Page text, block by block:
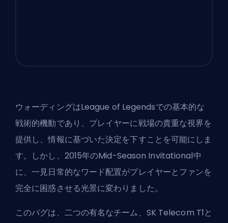
ウォーディングはLeague of Legendsでの基本的な
戦術的機動であり、プレイヤーに戦場の貴重な視界を
提供し、情報に基づいた決定を下すことを可能にしま
す。しかし、2015年のMid-Season Invitational中
に、一見日常的なワード配置がプレイヤーとファンを
完全に困惑させる光景に変わりました。
このバグは、二つの有名なチーム、SK Telecom T1と